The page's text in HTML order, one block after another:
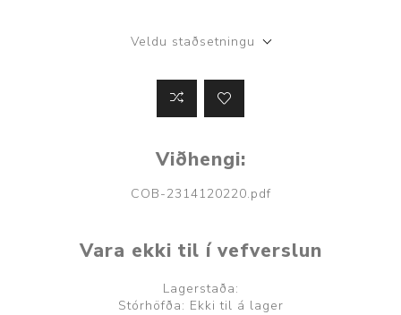
Veldu staðsetningu
Viðhengi:
COB-2314120220.pdf
Vara ekki til í vefverslun
Lagerstaða:
Stórhöfða: Ekki til á lager